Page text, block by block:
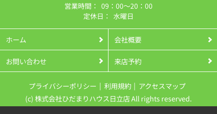
営業時間： 09：00～20：00
定休日： 水曜日
ホーム 会社概要
お問い合わせ 来店予約
プライバシーポリシー 利用規約
アクセスマップ
(c) 株式会社ひだまりハウス日立店 All rights reserved.